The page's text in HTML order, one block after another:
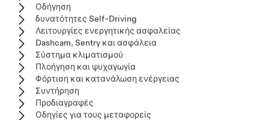
Οδήγηση
δυνατότητες Self-Driving
Λειτουργίες ενεργητικής ασφαλείας
Dashcam, Sentry και ασφάλεια
Σύστημα κλιματισμού
Πλοήγηση και ψυχαγωγία
Φόρτιση και κατανάλωση ενέργειας
Συντήρηση
Προδιαγραφές
Οδηγίες για τους μεταφορείς